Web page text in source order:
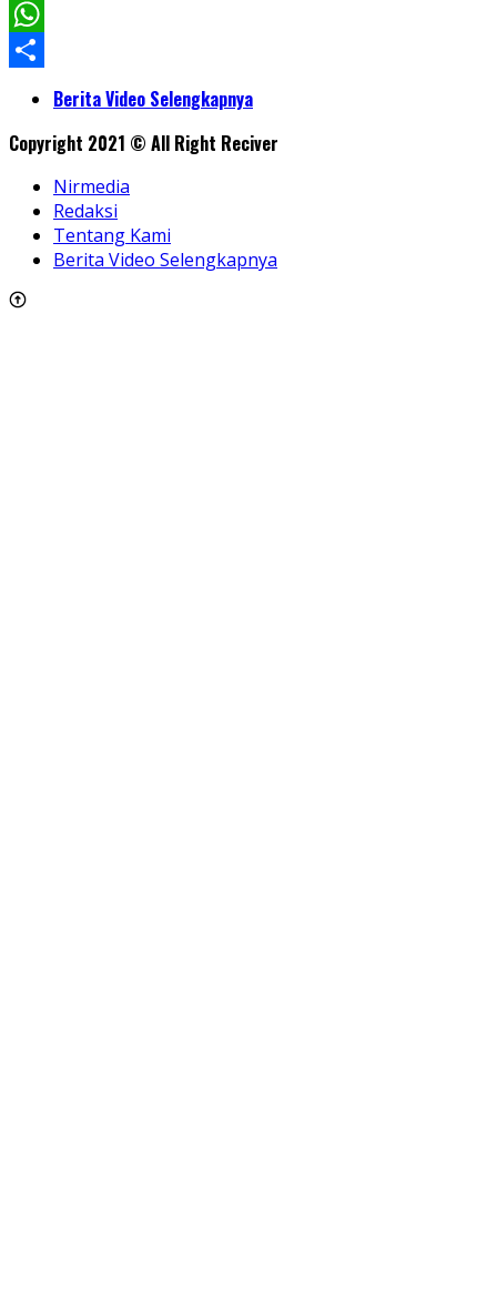
Facebook
WhatsApp
ShareBerita Video Selengkapnya
Copyright 2021 © All Right Reciver
Nirmedia
Redaksi
Tentang Kami
Berita Video Selengkapnya